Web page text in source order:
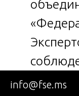
info@fse.ms